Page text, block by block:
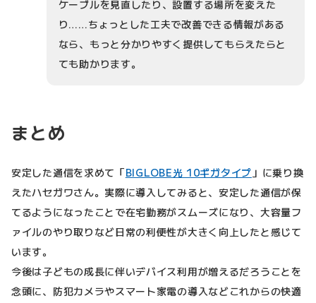
ケーブルを見直したり、設置する場所を変えた
り……ちょっとした工夫で改善できる情報がある
なら、もっと分かりやすく提供してもらえたらと
ても助かります。
まとめ
安定した通信を求めて「BIGLOBE光 10ギガタイプ 」に乗り換
えたハセガワさん。実際に導入してみると、安定した通信が保
てるようになったことで在宅勤務がスムーズになり、大容量フ
ァイルのやり取りなど日常の利便性が大きく向上したと感じて
います。
今後は子どもの成長に伴いデバイス利用が増えるだろうことを
念頭に、防犯カメラやスマート家電の導入などこれからの快適